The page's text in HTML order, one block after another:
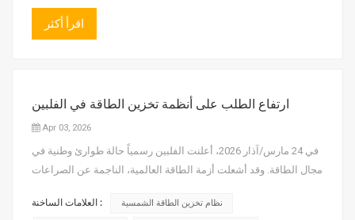
اقرأ أكثر
ارتفاع الطلب على أنظمة تخزين الطاقة في الفلبين
Apr 03, 2026
في 24 مارس/آذار 2026، أعلنت الفلبين رسمياً حالة طوارئ وطنية في
مجال الطاقة. وقد أشعلت أزمة الطاقة العالمية، الناجمة عن الصراعات
الواقعة في جنوب شرق آسيا. وتتجلى الآن أزمة نقص الوقود، وارتفاع
العلامات الساخنة : نظام تخزين الطاقة الشمسية